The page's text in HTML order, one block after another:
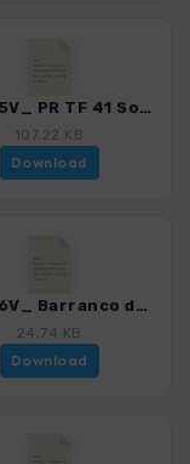
Ten_15V_ PR TF 41 Socorro-Teide.gpx
107.22 KB
Download
Ten_16V_ Barranco de Ruiz - Icod el Alto.gpx
24.74 KB
Download